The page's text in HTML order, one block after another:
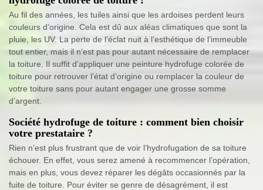
Au fil des années, les tuiles ainsi que les ardoises perdent leurs
couleurs d’origine. Cela est dû aux aléas climatiques que sont la
pluie, les UV. La perte de l’éclat nuit à l’esthétique de l’immeuble
tout entier, mais il n’est pas pour autant nécessaire de remplacer
la toiture. Il suffit d’appliquer une peinture hydrofuge colorée de
toiture pour retrouver l’état d’origine ou remplacer la couleur de
votre toiture sans pour autant engager une grosse somme
d’argent.
Société hydrofuge de toiture : comment bien choisir
votre prestataire ?
Rien n’est plus frustrant que de voir l’hydrofugation de sa toiture
échouer. En effet, vous serez amené à recommencer l’opération,
mais en plus, vous devez réparer les dégâts occasionnés par la
fuite de toiture. Pour éviter se genre de désagrément, il est